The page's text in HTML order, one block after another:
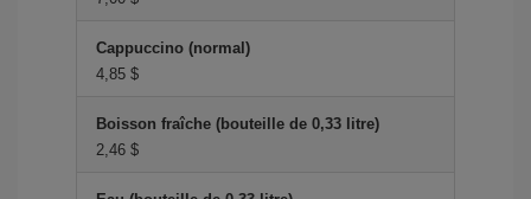
Cappuccino (normal)
4,85 $
Boisson fraîche (bouteille de 0,33 litre)
2,46 $